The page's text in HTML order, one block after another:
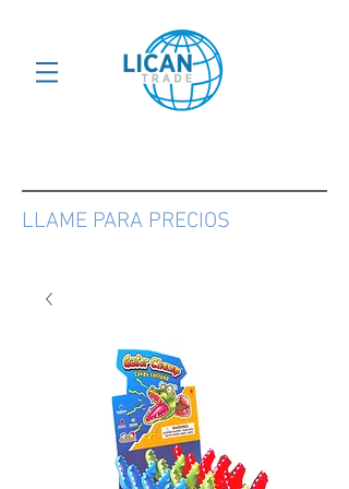
LLAME PARA PRECIOS